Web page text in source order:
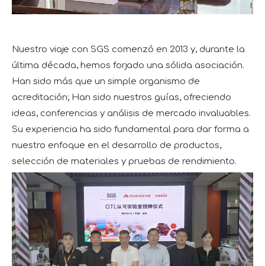
Nuestro viaje con SGS comenzó en 2013 y, durante la
última década, hemos forjado una sólida asociación.
Han sido más que un simple organismo de
acreditación; Han sido nuestros guías, ofreciendo
ideas, conferencias y análisis de mercado invaluables.
Su experiencia ha sido fundamental para dar forma a
nuestro enfoque en el desarrollo de productos,
selección de materiales y pruebas de rendimiento.